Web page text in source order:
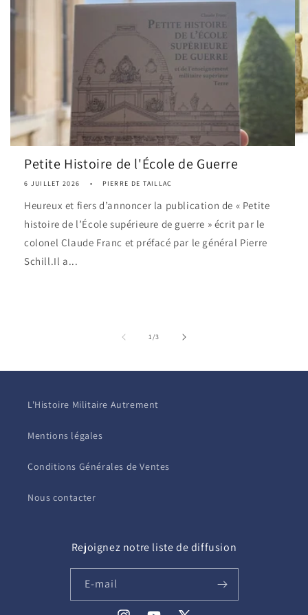
Petite Histoire de l'École de Guerre
6 JUILLET 2026 PIERRE DE TAILLAC
Heureux et fiers d’annoncer la publication de « Petite
histoire de l’École supérieure de guerre » écrit par le
colonel Claude Franc et préfacé par le général Pierre
Schill.Il a...
1/de
3
L'Histoire Militaire Autrement
Mentions légales
Conditions Générales de Ventes
Nous contacter
Rejoignez notre liste de diffusion
E-mail